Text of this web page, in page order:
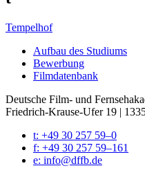
Tempelhof
Auf­bau des Stu­di­ums
Bewer­bung
Film­da­ten­bank
Deutsche Film- und
Friedrich-Krause-Ufer 19 |
t: +49 30 257 59–0
f: +49 30 257 59–161
e: info@​dffb.​de